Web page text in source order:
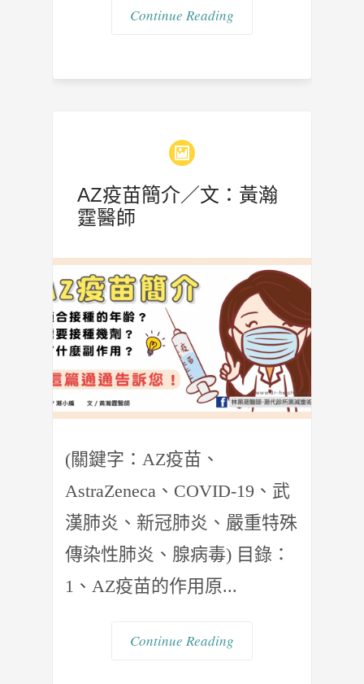
Continue Reading
AZ疫苗簡介／文：黃瀚
霆醫師
(關鍵字：AZ疫苗、
AstraZeneca、COVID-19、武
漢肺炎、新冠肺炎、嚴重特殊
傳染性肺炎、腺病毒) 目錄：
1、AZ疫苗的作用原...
Continue Reading